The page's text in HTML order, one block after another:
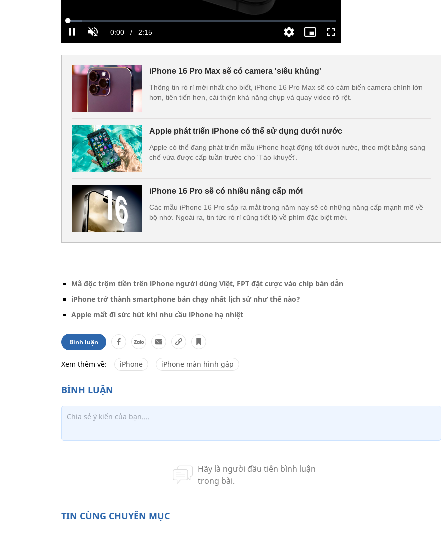
iPhone 16 Pro Max sẽ có camera 'siêu khủng'
Thông tin rò rỉ mới nhất cho biết, iPhone 16 Pro Max sẽ có cảm biến camera chính lớn
hơn, tiên tiến hơn, cải thiện khả năng chụp và quay video rõ rệt.
Apple phát triển iPhone có thể sử dụng dưới nước
Apple có thể đang phát triển mẫu iPhone hoạt động tốt dưới nước, theo một bằng sáng
chế vừa được cấp tuần trước cho 'Táo khuyết'.
iPhone 16 Pro sẽ có nhiều nâng cấp mới
Các mẫu iPhone 16 Pro sắp ra mắt trong năm nay sẽ có những nâng cấp mạnh mẽ về
bộ nhớ. Ngoài ra, tin tức rò rỉ cũng tiết lộ về phím đặc biệt mới.
Mã độc trộm tiền trên iPhone người dùng Việt, FPT đặt cược vào chip bán dẫn
iPhone trở thành smartphone bán chạy nhất lịch sử như thế nào?
Apple mất đi sức hút khi nhu cầu iPhone hạ nhiệt
Bình luận
Xem thêm về: iPhone iPhone màn hình gập
TIN CÙNG CHUYÊN MỤC